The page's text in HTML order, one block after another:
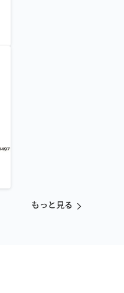
もっと見る